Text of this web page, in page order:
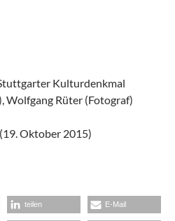
Kulturdenkmal
Wolfgang Rüter (Fotograf)
Oktober 2015)
teilen E-Mail